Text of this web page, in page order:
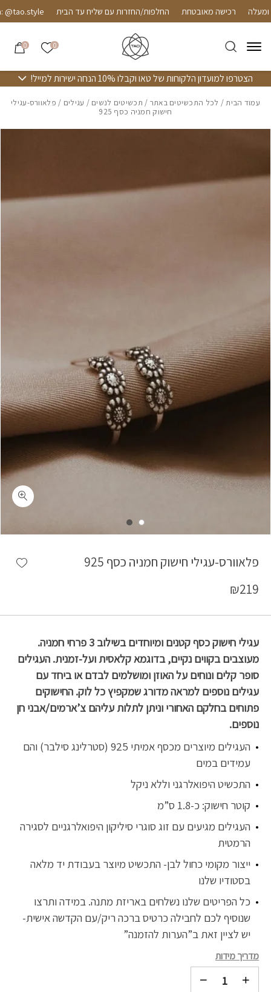
Skip to Contentרכישה מאובטחת החלפות/החזרות עם שליח עד הבית
0 הרשימה
0
הצטרפו למועדון הלקוחות של טאו וקבלו 10% הנחה ישירות למייל!
עמוד הבית/ לכל התכשיטים באתר / תכשיטים לנשים / עגילים / פלאוורס-עגילי
חישוק חמניה כסף 925
פלאוורס-עגילי חישוק חמניה כסף 925
₪219
עגילי חישוק כסף קטנים ומיוחדים בשילוב 3 פרחי חמניה.
מעוצבים בקווים נקיים, בדוגמא קלאסית ועל-זמנית. העגילים
סופר קלים ונוחים על האוזן ומושלמים לבדם או ביחד עם
עגילים נוספים למראה מדורג שמקפיץ כל לוק. החישוקים
פתוחים בחלקם האחורי וניתן לתלות עליהם צ’ארמים/אבני חן
נוספים.
העגילים מיוצרים מכסף אמיתי 925 (סטרלינג סילבר) והם
עמידים במים
התכשיט היפואלרגני וללא ניקל
קוטר חישוק: כ-1.8 ס”מ
העגילים מגיעים עם זוג סוגרי סיליקון היפואלרגניים לסגירה
הרמטית
ייצור מקומי כחול לבן- התכשיט מיוצר בעבודת יד מלאה
בסטודיו שלנו
כל הפריטים שלנו נשלחים באריזת מתנה. במידה ותרצו
שנוסיף לכם לחבילה כרטיס ברכה ריק/עם הקדשה אישית-
יש לציין זאת ב”הערות להזמנה”
מדריך מידות
בחזרה למעלה